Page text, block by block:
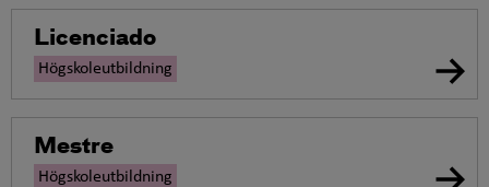
Licenciado
Högskoleutbildning
Mestre
Högskoleutbildning